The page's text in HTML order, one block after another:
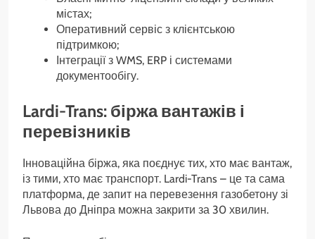
містах;
Оперативний сервіс з клієнтською
підтримкою;
Інтеграції з WMS, ERP і системами
документообігу.
Lardi-Trans: біржа вантажів і
перевізників
Інноваційна біржа, яка поєднує тих, хто має вантаж,
із тими, хто має транспорт. Lardi-Trans – це та сама
платформа, де запит на перевезення газобетону зі
Львова до Дніпра можна закрити за 30 хвилин.